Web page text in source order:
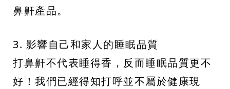
鼻鼾產品。
3. 影響自己和家人的睡眠品質
打鼻鼾不代表睡得香，反而睡眠品質更不
好！我們已經得知打呼並不屬於健康現